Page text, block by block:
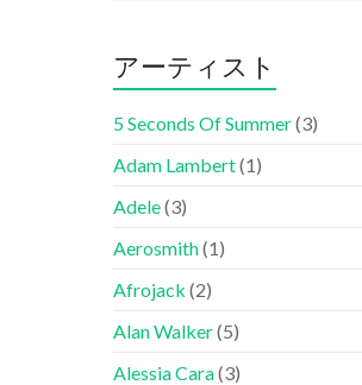
アーティスト
5 Seconds Of Summer(3)
Adam Lambert(1)
Adele(3)
Aerosmith(1)
Afrojack (2)
Alan Walker(5)
Alessia Cara(3)